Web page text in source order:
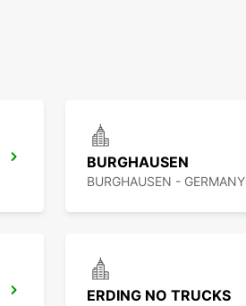
BURGHAUSEN
BURGHAUSEN - GERMANY
ERDING NO TRUCKS